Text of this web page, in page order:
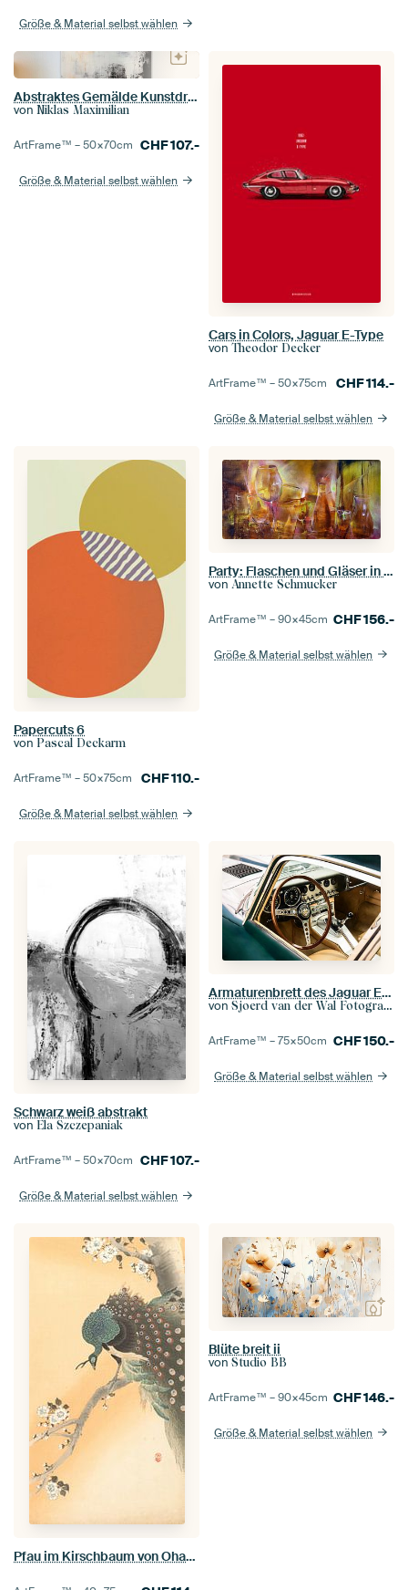
Größe & Material selbst wählen
Abstraktes Gemälde Kunstdruck Modern Schwarz Weiß
von Niklas Maximilian
ArtFrame™ –50×70cm CHF107.-
Größe & Material selbst wählen
Cars in Colors, Jaguar E-Type
von Theodor Decker
ArtFrame™ –50×75cm CHF114.-
Größe & Material selbst wählen
Papercuts 6
von Pascal Deckarm
ArtFrame™ –50×75cm CHF110.-
Größe & Material selbst wählen
Party: Flaschen und Gläser in rot und gold
von Annette Schmucker
ArtFrame™ –90×45cm CHF156.-
Größe & Material selbst wählen
Schwarz weiß abstrakt
von Ela Szczepaniak
ArtFrame™ –50×70cm CHF107.-
Größe & Material selbst wählen
Armaturenbrett des Jaguar E-Type
von Sjoerd van der Wal Fotografie
ArtFrame™ –75×50cm CHF150.-
Größe & Material selbst wählen
Pfau im Kirschbaum von Ohara Koson
Blüte breit ii
von Studio BB
ArtFrame™ –90×45cm CHF146.-
Größe & Material selbst wählen